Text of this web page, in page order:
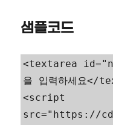
샘플코드
<textarea
을 입력하세요</
<script
src="https://